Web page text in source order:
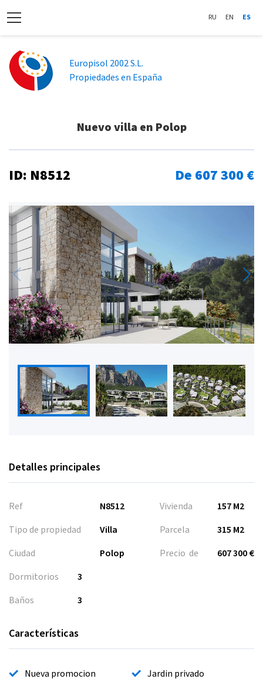
RU EN ES
Europisol 2002 S.L.
Propiedades en España
Nuevo villa en Polop
ID: N8512 De 607 300 €
Detalles principales
Ref
N8512
Tipo de propiedad
Villa
Ciudad
Polop
Vivienda
157 M2
Parcela
315 M2
Precio de
607 300 €
Dormitorios
3
Baños
3
Características
Nueva promocion Jardin privado